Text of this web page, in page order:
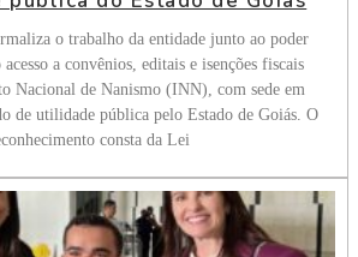
o trabalho da entidade junto ao poder
a convênios, editais e isenções fiscais
Nacional de Nanismo (INN), com sede em
de utilidade pública pelo Estado de Goiás. O
consta da Lei